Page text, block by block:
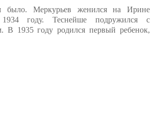
было. Меркурьев женился на Ирине
году. Теснейше подружился с
В 1935 году родился первый ребенок,